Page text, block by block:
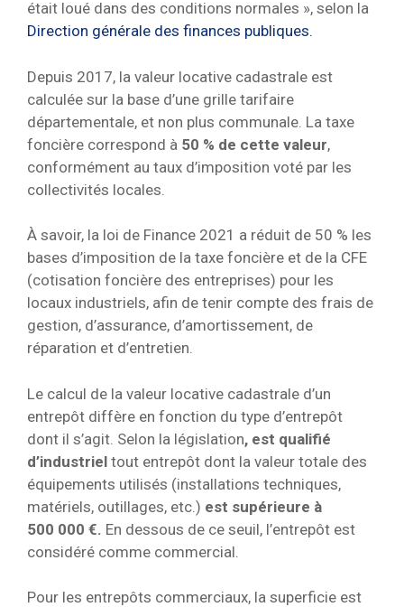
était loué dans des conditions normales », selon la
Direction générale des finances publiques.
Depuis 2017, la valeur locative cadastrale est
calculée sur la base d’une grille tarifaire
départementale, et non plus communale. La taxe
foncière correspond à 50 % de cette valeur,
conformément au taux d’imposition voté par les
collectivités locales.
À savoir, la loi de Finance 2021 a réduit de 50 % les
bases d’imposition de la taxe foncière et de la CFE
(cotisation foncière des entreprises) pour les
locaux industriels, afin de tenir compte des frais de
gestion, d’assurance, d’amortissement, de
réparation et d’entretien.
Le calcul de la valeur locative cadastrale d’un
entrepôt diffère en fonction du type d’entrepôt
dont il s’agit. Selon la législation, est qualifié
d’industriel tout entrepôt dont la valeur totale des
équipements utilisés (installations techniques,
matériels, outillages, etc.) est supérieure à
500 000 €. En dessous de ce seuil, l’entrepôt est
considéré comme commercial.
Pour les entrepôts commerciaux, la superficie est